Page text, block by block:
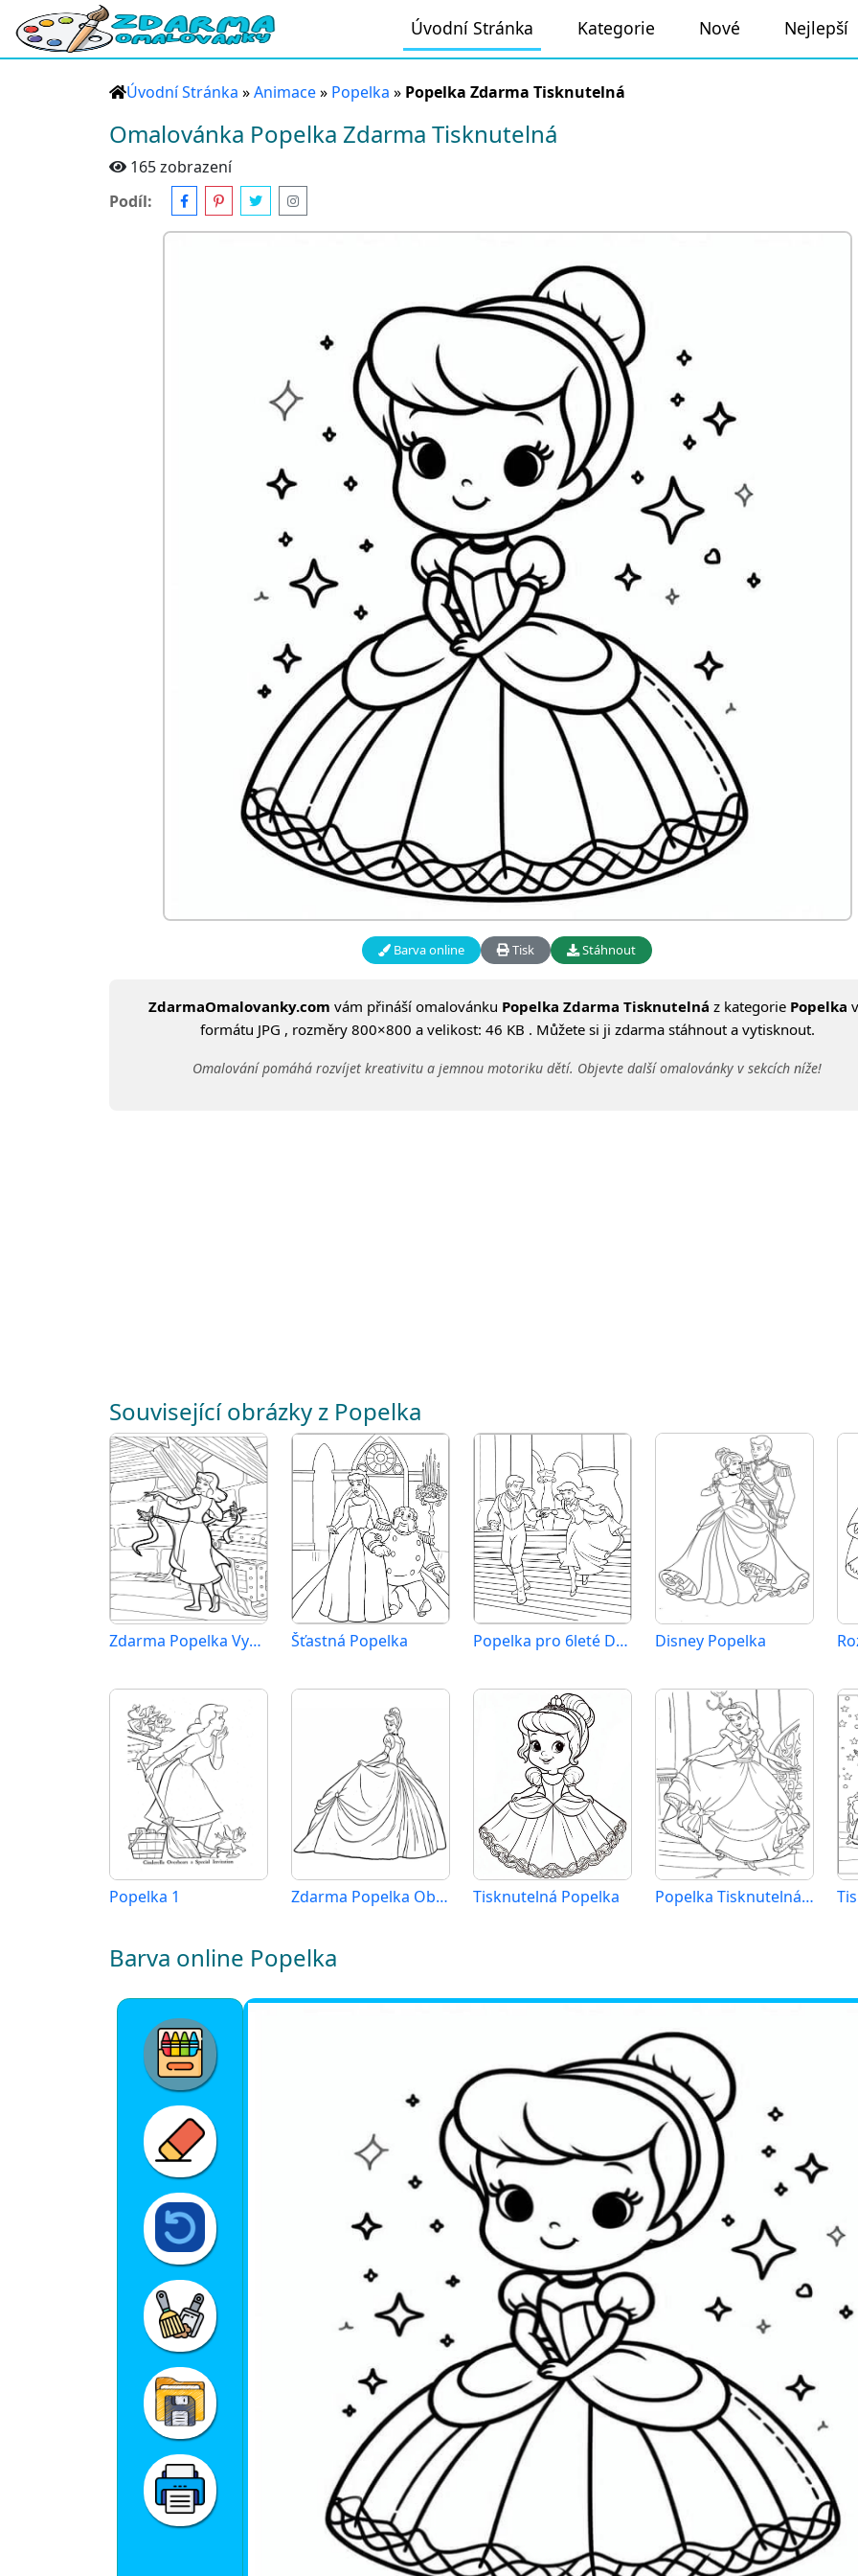
Úvodní Stránka Kategorie Nové Nejlepší
Úvodní Stránka »Animace» Popelka » Popelka Zdarma Tisknutelná
Omalovánka Popelka Zdarma Tisknutelná
165 zobrazení
Podíl:
Barva online Tisk Stáhnout
ZdarmaOmalovanky.com vám přináší omalovánku Popelka Zdarma Tisknutelná z kategorie Popelka
formátu JPG , rozměry 800×800 a velikost: 46 KB . Můžete si ji zdarma stáhnout a vytisknout.
Omalování pomáhá rozvíjet kreativitu a jemnou motoriku dětí. Objevte další omalovánky v sekcích níže!
Související obrázky z Popelka
Zdarma Popelka Vymalovatelné Šťastná Popelka Popelka pro 6leté Děti Disney Popelka
Popelka 1 Zdarma Popelka Obrázek Tisknutelná Popelka Popelka Tisknutelná Zdarma
Barva online Popelka